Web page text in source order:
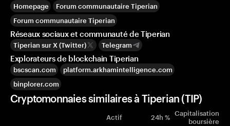
Homepage
Forum communautaire Tiperian
Forum communautaire Tiperian
Réseaux sociaux et communauté de Tiperian
Tiperian sur X (Twitter) Telegram
Explorateurs de blockchain Tiperian
bscscan.com
platform.arkhamintelligence.com
binplorer.com
Cryptomonnaies similaires à Tiperian (TIP)
Actif 24h % Capitalisation
boursière